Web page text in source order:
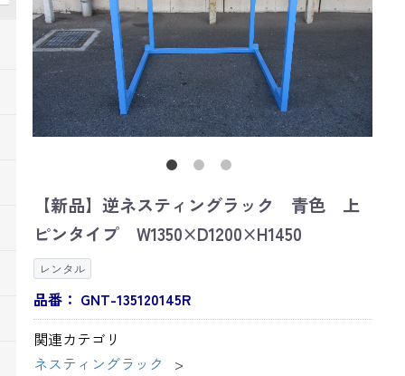
【新品】逆ネスティングラック 青色 上
ピンタイプ W1350×D1200×H1450
レンタル
品番： GNT-135120145R
関連カテゴリ
ネスティングラック